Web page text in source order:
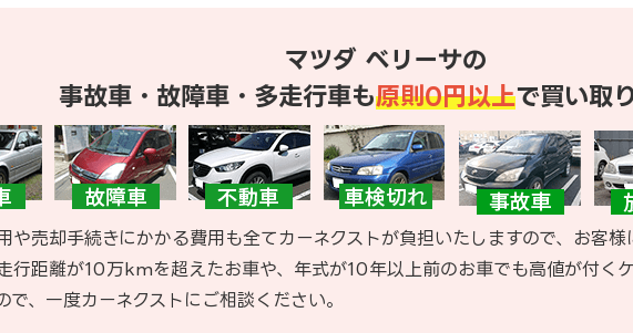
マツダ ベリーサの
事故車・故障車・多走行車も原則0円以上で買い取
や売却手続きにかかる費用も全てカーネクストが負担いたしますので、お客
行距離が10万kmを超えたお車や、年式が10年以上前のお車でも高値が付く
で、一度カーネクストにご相談ください。